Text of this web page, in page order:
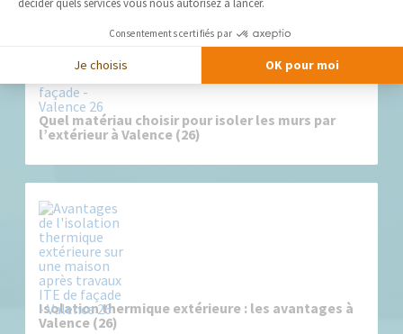
Quel matériau choisir pour isoler les murs par
l’extérieur à Valence (26)
Isolation thermique extérieure : les avantages à
Valence (26)
décider quels services vous nous autorisez à lancer.
Consentements certifiés par
Je choisis OK pour moi